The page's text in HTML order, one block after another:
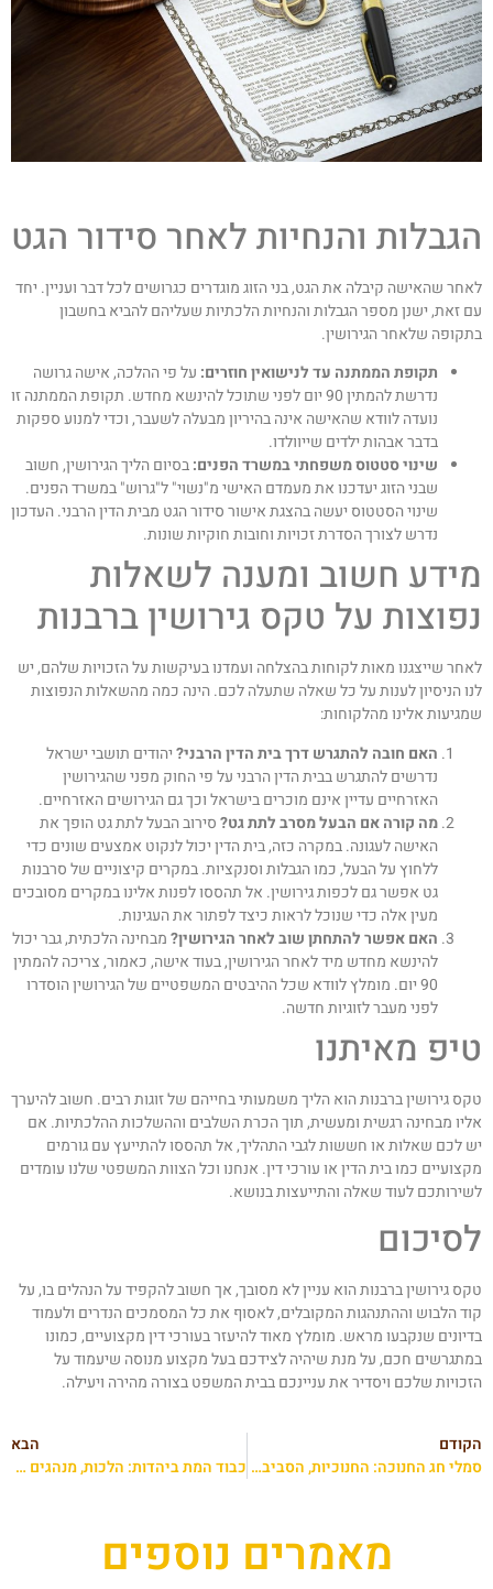
והנחיות לאחר סידור הגט
שהאישה קיבלה את הגט, בני הזוג מוגדרים כגרושים לכל דבר ועניין. יחד
זאת, ישנן מספר הגבלות והנחיות הלכתיות שעליהם להביא בחשבון
שלאחר הגירושין.
תקופת הממתנה עד לנישואין חוזרים:על פי ההלכה, אישה גרושה
נדרשת להמתין 90 יום לפני שתוכל להינשא מחדש. תקופת הממתנה זו
נועדה לוודא שהאישה אינה בהיריון מבעלה לשעבר, וכדי למנוע ספקות
בדבר אבהות ילדים שייוולדו.
שינוי סטטוס משפחתי במשרד הפנים:בסיום הליך הגירושין, חשוב
שבני הזוג יעדכנו את מעמדם האישי מ"נשוי" ל"גרוש" במשרד הפנים.
שינוי הסטטוס יעשה בהצגת אישור סידור הגט מבית הדין הרבני. העדכון
נדרש לצורך הסדרת זכויות וחובות חוקיות שונות.
חשוב ומענה לשאלות
על טקס גירושין ברבנות
שייצגנו מאות לקוחות בהצלחה ועמדנו בעיקשות על הזכויות שלהם, יש
הניסיון לענות על כל שאלה שתעלה לכם. הינה כמה מהשאלות הנפוצות
אלינו מהלקוחות:
האם חובה להתגרש דרך בית הדין הרבני?יהודים תושבי ישראל
נדרשים להתגרש בבית הדין הרבני על פי החוק מפני שהגירושין
האזרחיים עדיין אינם מוכרים בישראל וכך גם הגירושים האזרחיים.
מה קורה אם הבעל מסרב לתת גט?סירוב הבעל לתת גט הופך את
האישה לעגונה. במקרה כזה, בית הדין יכול לנקוט אמצעים שונים כדי
ללחוץ על הבעל, כמו הגבלות וסנקציות. במקרים קיצוניים של סרבנות
גט אפשר גם לכפות גירושין. אל תהססו לפנות אלינו במקרים מסובכים
מעין אלה כדי שנוכל לראות כיצד לפתור את העגינות.
האם אפשר להתחתן שוב לאחר הגירושין?מבחינה הלכתית, גבר יכול
להינשא מחדש מיד לאחר הגירושין, בעוד אישה, כאמור, צריכה להמתין
90 יום. מומלץ לוודא שכל ההיבטים המשפטיים של הגירושין הוסדרו
לפני מעבר לזוגיות חדשה.
מאיתנו
גירושין ברבנות הוא הליך משמעותי בחייהם של זוגות רבים. חשוב להיערך
מבחינה רגשית ומעשית, תוך הכרת השלבים וההשלכות ההלכתיות. אם
לכם שאלות או חששות לגבי התהליך, אל תהססו להתייעץ עם גורמים
כמו בית הדין או עורכי דין. אנחנו וכל הצוות המשפטי שלנו עומדים
לעוד שאלה והתייעצות בנושא.
גירושין ברבנות הוא עניין לא מסובך, אך חשוב להקפיד על הנהלים בו, על
הלבוש וההתנהגות המקובלים, לאסוף את כל המסמכים הנדרים ולעמוד
שנקבעו מראש. מומלץ מאוד להיעזר בעורכי דין מקצועיים, כמונו
חכם, על מנת שיהיה לצידכם בעל מקצוע מנוסה שיעמוד על
שלכם ויסדיר את עניינכם בבית המשפט בצורה מהירה ויעילה.
סמלי חג החנוכה: החנוכיות, הסביבונים ונס פך השמן
הבא
כבוד המת ביהדות: הלכות, מנהגים ודילמות מורכבות
מאמרים נוספים